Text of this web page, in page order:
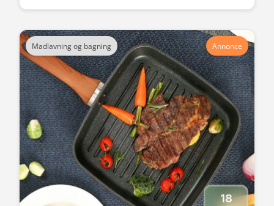
Madlavning og bagning Annonce
18